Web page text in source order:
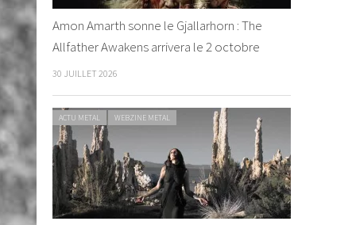
Amon Amarth sonne le Gjallarhorn : The
Allfather Awakens arrivera le 2 octobre
30 JUILLET 2026
ACTU METAL WEBZINE METAL